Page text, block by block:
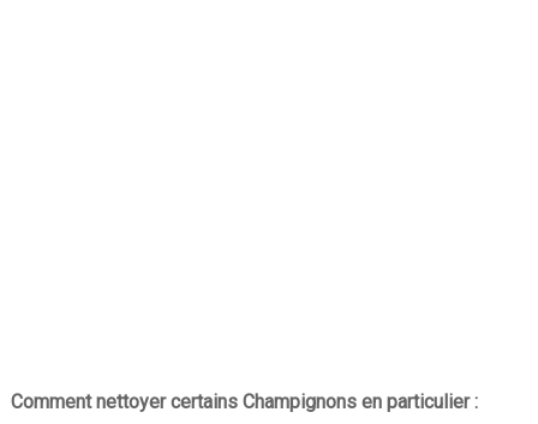
Comment nettoyer certains Champignons en particulier :